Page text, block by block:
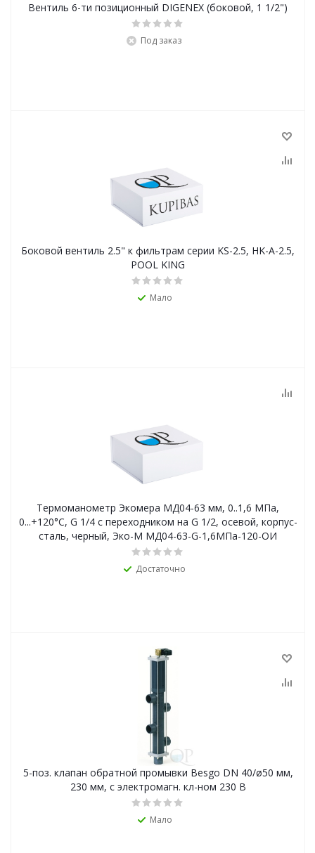
Вентиль 6-ти позиционный DIGENEX (боковой, 1 1/2")
Под заказ
Боковой вентиль 2.5" к фильтрам серии KS-2.5, HK-A-2.5,
POOL KING
Мало
Термоманометр Экомера МД04-63 мм, 0..1,6 МПа,
0...+120°С, G 1/4 с переходником на G 1/2, осевой, корпус-
сталь, черный, Эко-М МД04-63-G-1,6МПа-120-ОИ
Достаточно
5-поз. клапан обратной промывки Besgo DN 40/ø50 мм,
230 мм, с электромагн. кл-ном 230 В
Мало